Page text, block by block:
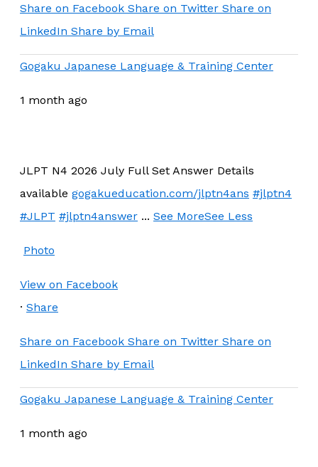
Share on Facebook Share on Twitter Share on
LinkedIn Share by Email
Gogaku Japanese Language & Training Center
1 month ago
JLPT N4 2026 July Full Set Answer Details
available gogakueducation.com/jlptn4ans #jlptn4
#JLPT #jlptn4answer ... See MoreSee Less
Photo
View on Facebook
· Share
Share on Facebook Share on Twitter Share on
LinkedIn Share by Email
Gogaku Japanese Language & Training Center
1 month ago